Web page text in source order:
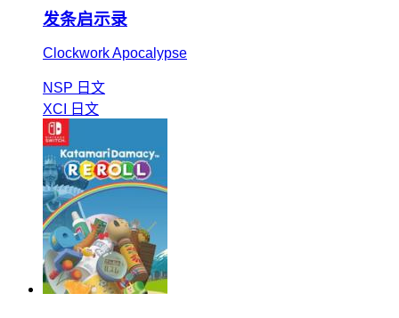
发条启示录
Clockwork Apocalypse
NSP 日文
XCI
日文